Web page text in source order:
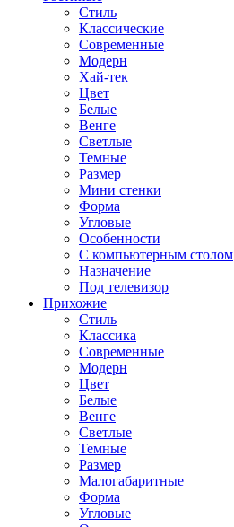
Стиль
Классические
Современные
Модерн
Хай-тек
Цвет
Белые
Венге
Светлые
Темные
Размер
Мини стенки
Форма
Угловые
Особенности
С компьютерным столом
Назначение
Под телевизор
Прихожие
Стиль
Классика
Современные
Модерн
Цвет
Белые
Венге
Светлые
Темные
Размер
Малогабаритные
Форма
Угловые